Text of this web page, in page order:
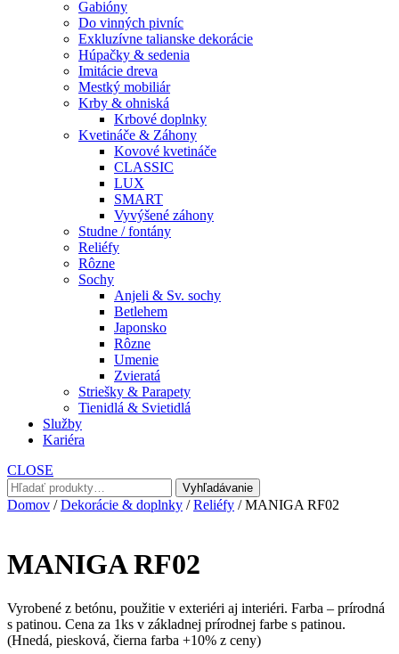
Gabióny
Do vinných pivníc
Exkluzívne talianske dekorácie
Húpačky & sedenia
Imitácie dreva
Mestký mobiliár
Krby & ohniská
Krbové doplnky
Kvetináče & Záhony
Kovové kvetináče
CLASSIC
LUX
SMART
Vyvýšené záhony
Studne / fontány
Reliéfy
Rôzne
Sochy
Anjeli & Sv. sochy
Betlehem
Japonsko
Rôzne
Umenie
Zvieratá
Striešky & Parapety
Tienidlá & Svietidlá
Služby
Kariéra
CLOSE
Hľadať:
Vyhľadávanie
Domov /Dekorácie & doplnky /Reliéfy / MANIGA RF02
MANIGA RF02
Vyrobené z betónu, použitie v exteriéri aj interiéri. Farba – prírodná
s patinou. Cena za 1ks v základnej prírodnej farbe s patinou.
(Hnedá, piesková, čierna farba +10% z ceny)